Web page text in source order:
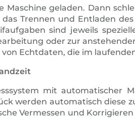
geladen. Dann
Trennen und Entladen
sind jeweils
oder zur
Echtdaten, die im
mit automatischer
werden automatisch diese
Vermessen und